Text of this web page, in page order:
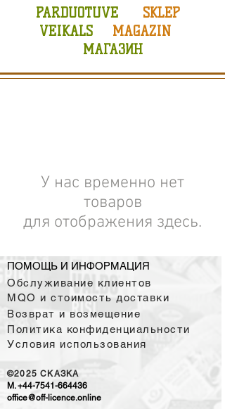
PARDUOTUVE
SKLEP
VEIKALS
MAGAZIN
МАГАЗИН
У нас временно нет
товаров
для отображения здесь.
ПОМОЩЬ И ИНФОРМАЦИЯ
Обслуживание клиентов
MQO и стоимость доставки
Возврат и возмещение
Политика конфиденциальности
Условия использования
©2025CKAЗKA
M.+44-7541-664436
office@off-licence.online